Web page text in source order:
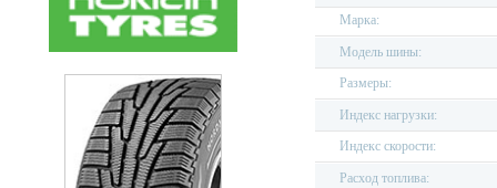
Марка:
Модель шины:
Размеры:
Индекс нагрузки:
Индекс скорости:
Расход топлива: